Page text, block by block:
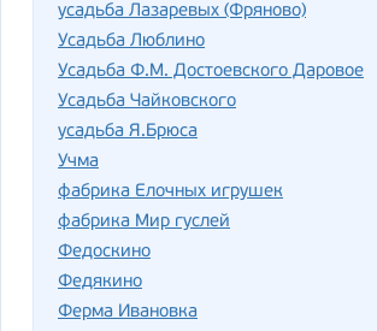
усадьба Лазаревых (Фряново)
Усадьба Люблино
Усадьба Ф.М. Достоевского Даровое
Усадьба Чайковского
усадьба Я.Брюса
Учма
фабрика Елочных игрушек
фабрика Мир гуслей
Федоскино
Федякино
Ферма Ивановка